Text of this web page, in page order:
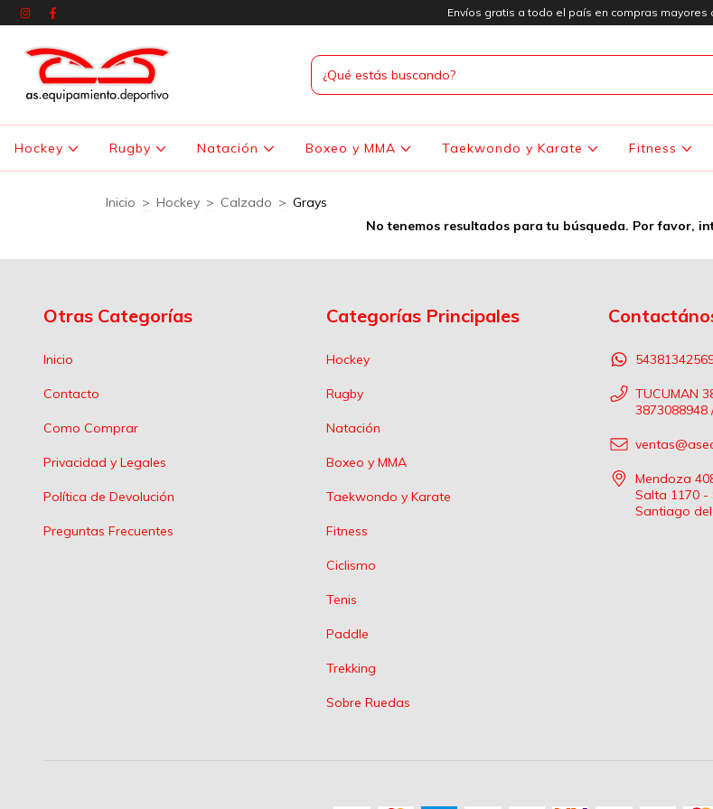
Envíos gratis a todo el país en compras mayores
Hockey Rugby Natación Boxeo y MMA Taekwondo y Karate Fitness
Inicio > Hockey > Calzado > Grays
No tenemos resultados para tu búsqueda. Por favor,
Otras Categorías
Inicio
Contacto
Como Comprar
Privacidad y Legales
Política de Devolución
Preguntas Frecuentes
Categorías Principales
Hockey
Rugby
Natación
Boxeo y MMA
Taekwondo y Karate
Fitness
Ciclismo
Tenis
Paddle
Trekking
Sobre Ruedas
TUCUMAN
3873088948
Mendoza
Salta 1170 -
Santiago